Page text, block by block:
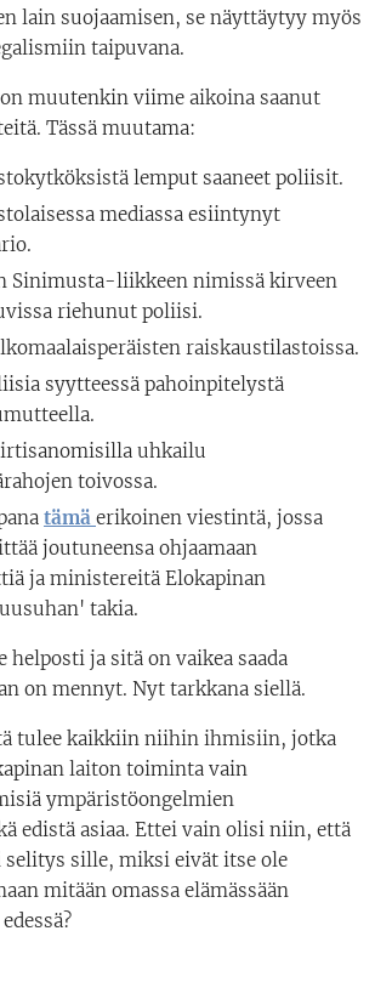
lain suojaamisen, se näyttäytyy myös
taipuvana.
muutenkin viime aikoina saanut
Tässä muutama:
lemput saaneet poliisit.
mediassa esiintynyt
Sinimusta-liikkeen nimissä kirveen
riehunut poliisi.
raiskaustilastoissa.
syytteessä pahoinpitelystä
uhkailu
toivossa.
tämä erikoinen viestintä, jossa
joutuneensa ohjaamaan
ja ministereitä Elokapinan
takia.
helposti ja sitä on vaikea saada
on mennyt. Nyt tarkkana siellä.
tulee kaikkiin niihin ihmisiin, jotka
laiton toiminta vain
ympäristöongelmien
edistä asiaa. Ettei vain olisi niin, että
selitys sille, miksi eivät itse ole
mitään omassa elämässään